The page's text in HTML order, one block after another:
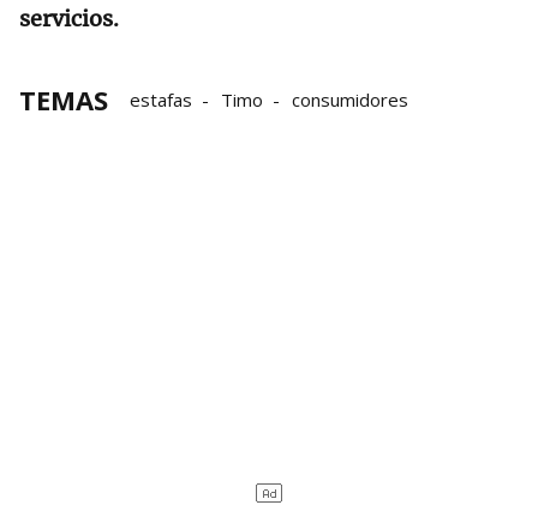
servicios.
TEMAS estafas Timo consumidores